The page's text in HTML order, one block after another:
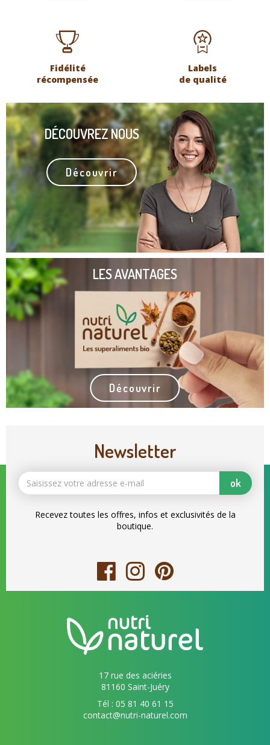
Fidélité
récompensée
Labels
de qualité
DÉCOUVREZ NOUS
Découvrir
LES AVANTAGES
Découvrir
Newsletter
ok
Recevez toutes les offres, infos et exclusivités de la
boutique.
17 rue des aciéries
81160 Saint-Juéry
Tél : 05 81 40 61 15
contact@nutri-naturel.com